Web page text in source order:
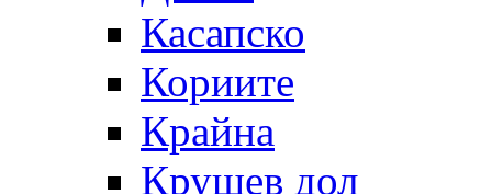
Касапско
Кориите
Крайна
Крушев дол